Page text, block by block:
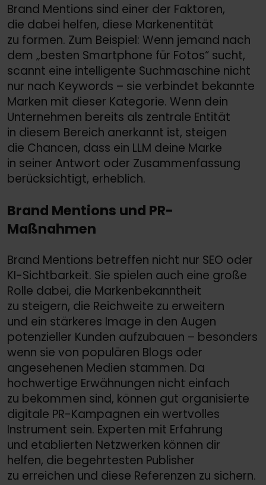
Brand Mentions sind einer der Faktoren,
die dabei helfen, diese Markenentität
zu formen. Zum Beispiel: Wenn jemand nach
dem „besten Smartphone für Fotos“ sucht,
scannt eine intelligente Suchmaschine nicht
nur nach Keywords – sie verbindet bekannte
Marken mit dieser Kategorie. Wenn dein
Unternehmen bereits als zentrale Entität
in diesem Bereich anerkannt ist, steigen
die Chancen, dass ein LLM deine Marke
in seiner Antwort oder Zusammenfassung
berücksichtigt, erheblich.
Brand Mentions und PR-
Maßnahmen
Brand Mentions betreffen nicht nur SEO oder
KI-Sichtbarkeit. Sie spielen auch eine große
Rolle dabei, die Markenbekanntheit
zu steigern, die Reichweite zu erweitern
und ein stärkeres Image in den Augen
potenzieller Kunden aufzubauen – besonders
wenn sie von populären Blogs oder
angesehenen Medien stammen. Da
hochwertige Erwähnungen nicht einfach
zu bekommen sind, können gut organisierte
digitale PR-Kampagnen ein wertvolles
Instrument sein. Experten mit Erfahrung
und etablierten Netzwerken können dir
helfen, die begehrtesten Publisher
zu erreichen und diese Referenzen zu sichern.